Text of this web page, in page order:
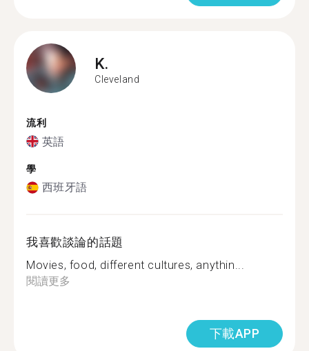
K.
Cleveland
流利
英語
學
西班牙語
我喜歡談論的話題
Movies, food, different cultures, anythin...
閱讀更多
下載APP